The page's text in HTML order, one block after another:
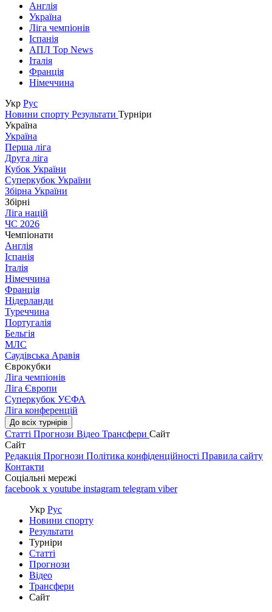
Англія
Україна
Ліга чемпіонів
Іспанія
АПЛ Top News
Італія
Франція
Німеччина
Укр Рус
Новини спорту Результати Турніри
Україна
Україна
Перша ліга
Друга ліга
Кубок України
Суперкубок України
Збірна України
Збірні
Ліга націй
ЧС 2026
Чемпіонати
Англія
Іспанія
Італія
Німеччина
Франція
Нідерланди
Туреччина
Португалія
Бельгія
МЛС
Саудівська Аравія
Єврокубки
Ліга чемпіонів
Ліга Європи
Суперкубок УЄФА
Ліга конференцій
До всіх турнірів
Статті Прогнози Відео Трансфери Сайт
Сайт
Редакція Прогнози Політика конфіденційності Правила сайту
Контакти
Соціальні мережі
facebook x youtube instagram telegram viber
Укр Рус
Новини спорту
Результати
Турніри
Статті
Прогнози
Відео
Трансфери
Сайт